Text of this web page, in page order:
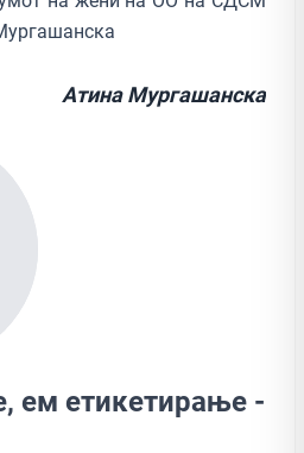
Атина Мургашанска
ем етикетирање -